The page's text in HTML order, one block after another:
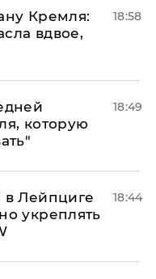
Кремля:
вдвое,
18:58
которую
18:49
в Лейпциге
укреплять
18:44